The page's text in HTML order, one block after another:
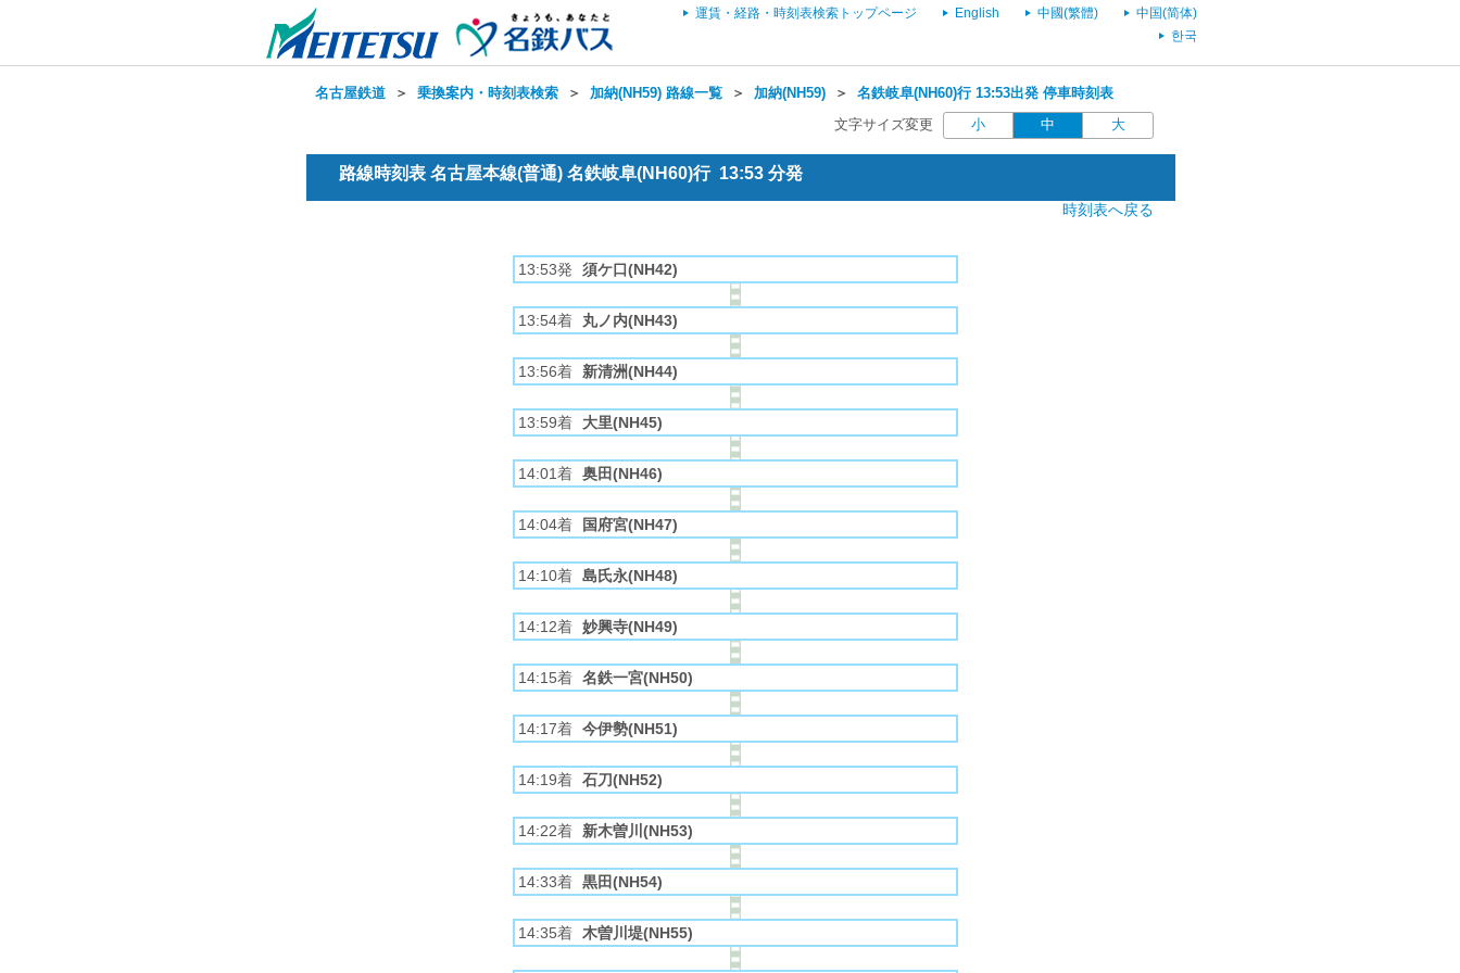
運賃・経路・時刻表検索トップページ English 中國(繁體)
中国(简体)
한국
名古屋鉄道 ＞ 乗換案内・時刻表検索 ＞ 加納(NH59) 路線一覧 ＞ 加納(NH59) ＞ 名鉄岐阜(NH60)行 13:53出発 停車時刻表
文字サイズ変更 小 中 大
路線時刻表 名古屋本線(普通) 名鉄岐阜(NH60)行 13:53 分発
時刻表へ戻る
13:53発 須ケ口(NH42)
13:54着 丸ノ内(NH43)
13:56着 新清洲(NH44)
13:59着 大里(NH45)
14:01着 奥田(NH46)
14:04着 国府宮(NH47)
14:10着 島氏永(NH48)
14:12着 妙興寺(NH49)
14:15着 名鉄一宮(NH50)
14:17着 今伊勢(NH51)
14:19着 石刀(NH52)
14:22着 新木曽川(NH53)
14:33着 黒田(NH54)
14:35着 木曽川堤(NH55)